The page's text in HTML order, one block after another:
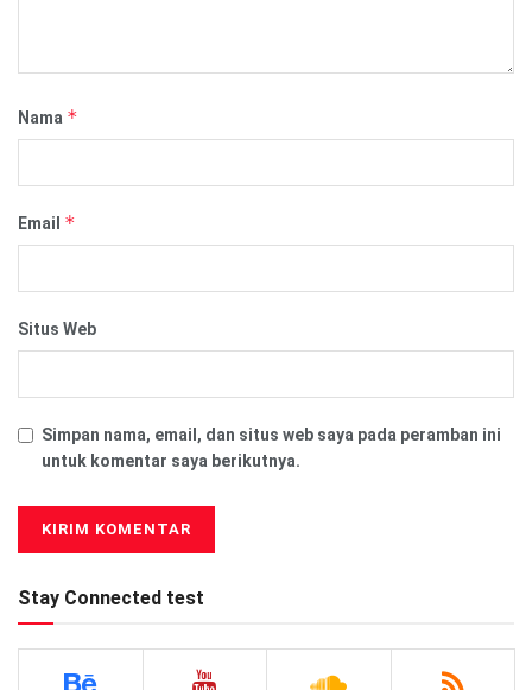
Nama *
Email *
Situs Web
Simpan nama, email, dan situs web saya pada peramban ini
untuk komentar saya berikutnya.
Stay Connected test